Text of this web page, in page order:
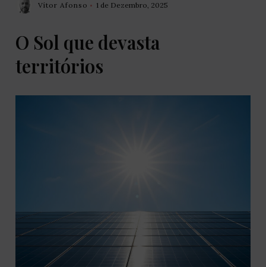
Vítor Afonso 1 de Dezembro, 2025
O Sol que devasta
territórios